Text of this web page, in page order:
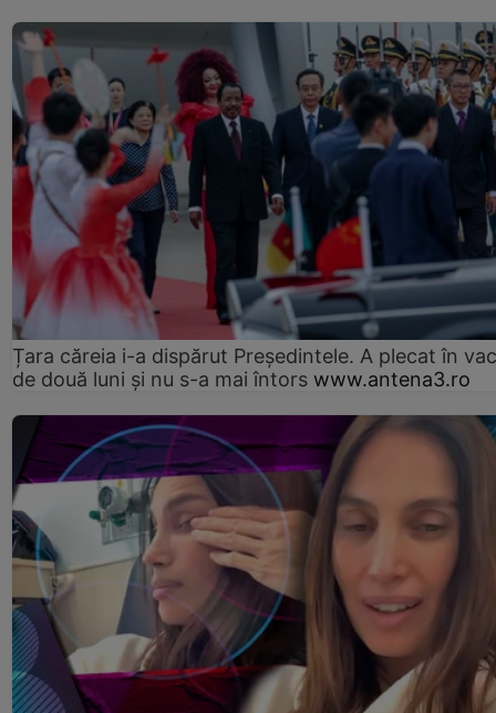
Țara căreia i-a dispărut Președintele. A plecat în
de două luni și nu s-a mai întors www.antena3.ro